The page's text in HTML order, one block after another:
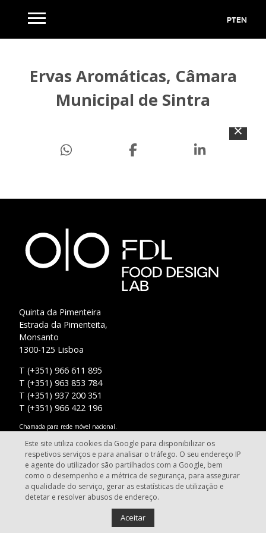
PT EN
Ervas Aromáticas, Câmara
Municipal de Sintra
Quinta da Pimenteira
Estrada da Pimenteita,
Monsanto
1300-125 Lisboa
T (+351) 966 611 895
T (+351) 963 853 784
T (+351) 937 200 351
T (+351) 966 422 196
Chamada para rede móvel nacional.
info@fooddesignlab.pt
Food Design Lab - Lisbon. Todos os direitos reservados.
Este site utiliza cookies da Google para disponibilizar os
respetivos serviços e para analisar o tráfego. O seu endereço IP
e agente do utilizador são partilhados com a Google, bem
como o desempenho e a métrica de segurança, para assegurar
a qualidade do serviço, gerar as estatísticas de utilização e
detetar e resolver abusos de endereço.
Aceitar